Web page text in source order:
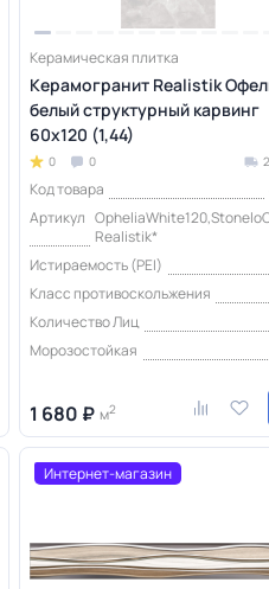
Керамическая плитка
Керамогранит Realistik
белый структурный карвинг
60x120 (1,44)
0 0
Код товара
Артикул
Realistik*
Истираемость (PEI)
Класс противоскольжения
Количество Лиц
Морозостойкая
1 680 ₽ м2
Интернет-магазин